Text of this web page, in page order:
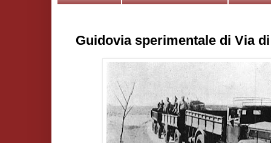
Guidovia sperimentale di Via